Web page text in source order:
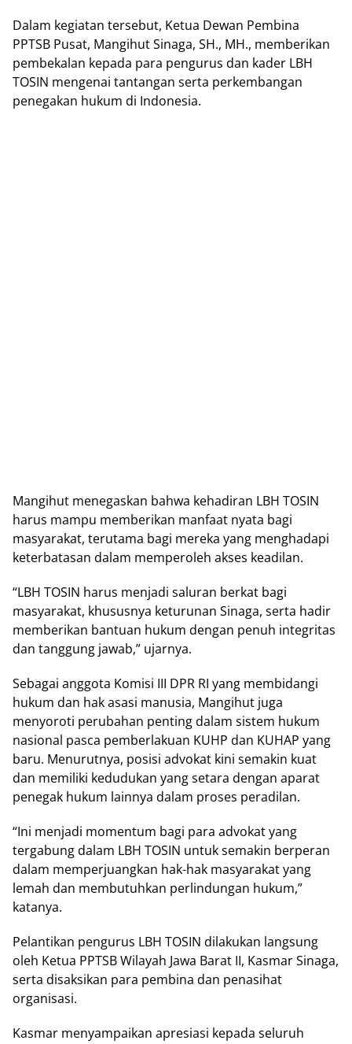
Dalam kegiatan tersebut, Ketua Dewan Pembina
PPTSB Pusat, Mangihut Sinaga, SH., MH., memberikan
pembekalan kepada para pengurus dan kader LBH
TOSIN mengenai tantangan serta perkembangan
penegakan hukum di Indonesia.
Mangihut menegaskan bahwa kehadiran LBH TOSIN
harus mampu memberikan manfaat nyata bagi
masyarakat, terutama bagi mereka yang menghadapi
keterbatasan dalam memperoleh akses keadilan.
“LBH TOSIN harus menjadi saluran berkat bagi
masyarakat, khususnya keturunan Sinaga, serta hadir
memberikan bantuan hukum dengan penuh integritas
dan tanggung jawab,” ujarnya.
Sebagai anggota Komisi III DPR RI yang membidangi
hukum dan hak asasi manusia, Mangihut juga
menyoroti perubahan penting dalam sistem hukum
nasional pasca pemberlakuan KUHP dan KUHAP yang
baru. Menurutnya, posisi advokat kini semakin kuat
dan memiliki kedudukan yang setara dengan aparat
penegak hukum lainnya dalam proses peradilan.
“Ini menjadi momentum bagi para advokat yang
tergabung dalam LBH TOSIN untuk semakin berperan
dalam memperjuangkan hak-hak masyarakat yang
lemah dan membutuhkan perlindungan hukum,”
katanya.
Pelantikan pengurus LBH TOSIN dilakukan langsung
oleh Ketua PPTSB Wilayah Jawa Barat II, Kasmar Sinaga,
serta disaksikan para pembina dan penasihat
organisasi.
Kasmar menyampaikan apresiasi kepada seluruh